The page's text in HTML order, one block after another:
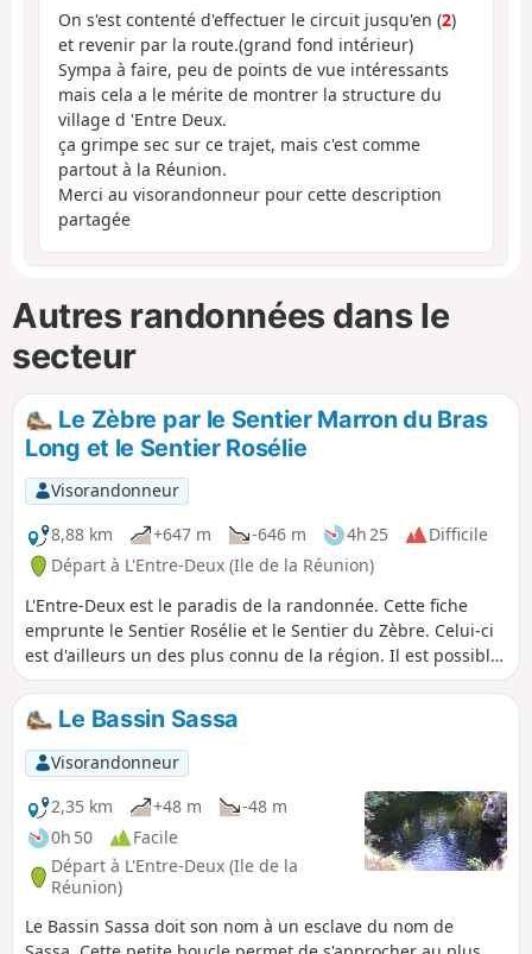
On s'est contenté d'effectuer le circuit jusqu'en (2)
et revenir par la route.(grand fond intérieur)
Sympa à faire, peu de points de vue intéressants
mais cela a le mérite de montrer la structure du
village d 'Entre Deux.
ça grimpe sec sur ce trajet, mais c'est comme
partout à la Réunion.
Merci au visorandonneur pour cette description
partagée
Autres randonnées dans le
secteur
Le Zèbre par le Sentier Marron du Bras
Long et le Sentier Rosélie
Visorandonneur
8,88 km
+647 m -646 m 4h 25
Difficile
Départ à L'Entre-Deux (Ile de la Réunion)
L'Entre-Deux est le paradis de la randonnée. Cette fiche
emprunte le Sentier Rosélie et le Sentier du Zèbre. Celui-ci
est d'ailleurs un des plus connu de la région. Il est possible
de faire une boucle en empruntant le Sentier Marron du
Bras Long : il est très sportif, assez exigeant, technique et
n'est conseillé qu'à de très bon marcheurs. Ce sentier était
peu connu avant mais est cependant de plus en plus
emprunté. Ce sera l'occasion aussi de profiter de splendides
panoramas.
Le Bassin Sassa
Visorandonneur
2,35 km
+48 m
-48 m
0h 50
Facile
Départ à L'Entre-Deux (Ile de la
Réunion)
Le Bassin Sassa doit son nom à un esclave du nom de